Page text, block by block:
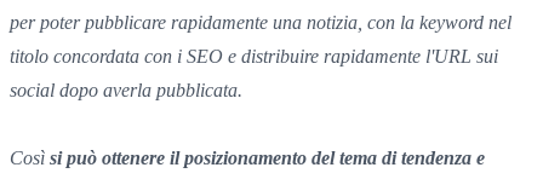
per poter pubblicare rapidamente una notizia, con la keyword nel
titolo concordata con i SEO e distribuire rapidamente l'URL sui
social dopo averla pubblicata.
Così si può ottenere il posizionamento del tema di tendenza e